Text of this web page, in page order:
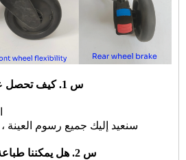
س 1. كيف تحصل على هذه العينة المجانية؟
3. عند الطلب 1 * 40HQ ، سنعيد إليك جميع رسوم العينة
س 2. هل يمكننا طباعة شعارنا على المنتجات؟